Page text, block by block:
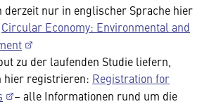
derzeit nur in englischer Sprache hier
Circular Economy: Environmental and
zu der laufenden Studie liefern,
hier registrieren: Registration for
– alle Informationen rund um die